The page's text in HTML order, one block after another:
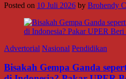
Posted on 10 Juli 2026 by Brohendy
Advertorial Nasional Pendidikan
Bisakah Gempa Ganda